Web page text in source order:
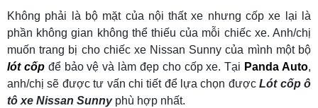
Không phải là bộ mặt của nội thất xe nhưng cốp xe lại là
phần không gian không thể thiếu của mỗi chiếc xe. Anh/chị
muốn trang bị cho chiếc xe Nissan Sunny của mình một bộ
lót cốpđể bảo vệ và làm đẹp cho cốp xe. Tại Panda Auto,
anh/chị sẽ được tư vấn chi tiết để lựa chọn đượcLót cốp ô
tô xe Nissan Sunnyphù hợp nhất.